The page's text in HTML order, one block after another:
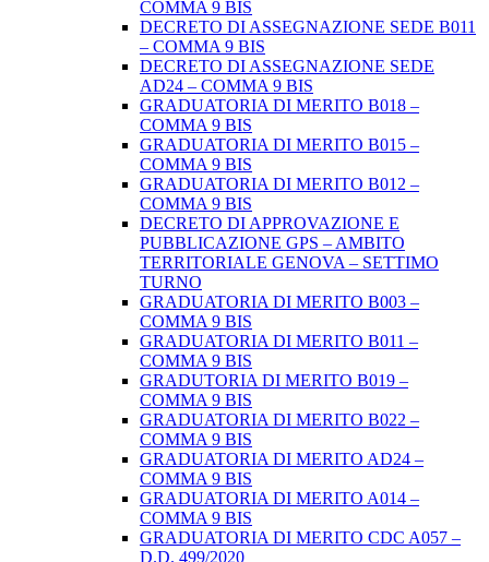
COMMA 9 BIS
DECRETO DI ASSEGNAZIONE SEDE B011
– COMMA 9 BIS
DECRETO DI ASSEGNAZIONE SEDE
AD24 – COMMA 9 BIS
GRADUATORIA DI MERITO B018 –
COMMA 9 BIS
GRADUATORIA DI MERITO B015 –
COMMA 9 BIS
GRADUATORIA DI MERITO B012 –
COMMA 9 BIS
DECRETO DI APPROVAZIONE E
PUBBLICAZIONE GPS – AMBITO
TERRITORIALE GENOVA – SETTIMO
TURNO
GRADUATORIA DI MERITO B003 –
COMMA 9 BIS
GRADUATORIA DI MERITO B011 –
COMMA 9 BIS
GRADUTORIA DI MERITO B019 –
COMMA 9 BIS
GRADUATORIA DI MERITO B022 –
COMMA 9 BIS
GRADUATORIA DI MERITO AD24 –
COMMA 9 BIS
GRADUATORIA DI MERITO A014 –
COMMA 9 BIS
GRADUATORIA DI MERITO CDC A057 –
D.D. 499/2020